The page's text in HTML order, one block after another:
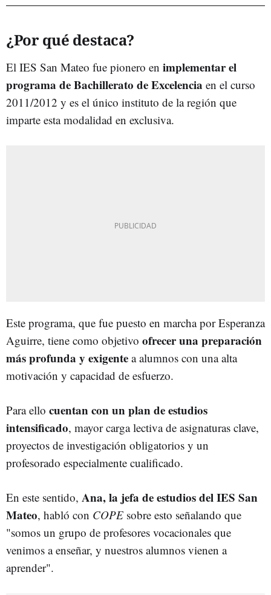
¿Por qué destaca?
El IES San Mateo fue pionero en implementar el
programa de Bachillerato de Excelencia en el curso
2011/2012 y es el único instituto de la región que
imparte esta modalidad en exclusiva.
Este programa, que fue puesto en marcha por Esperanza
Aguirre, tiene como objetivo ofrecer una preparación
más profunda y exigente a alumnos con una alta
motivación y capacidad de esfuerzo.
Para ello cuentan con un plan de estudios
intensificado, mayor carga lectiva de asignaturas clave,
proyectos de investigación obligatorios y un
profesorado especialmente cualificado.
En este sentido, Ana, la jefa de estudios del IES San
Mateo, habló con COPE sobre esto señalando que
"somos un grupo de profesores vocacionales que
venimos a enseñar, y nuestros alumnos vienen a
aprender".